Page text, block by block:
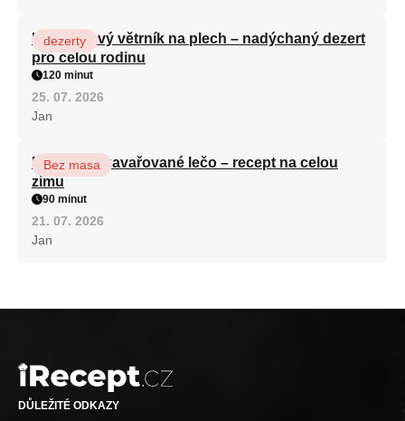
Karamelový větrník na plech – nadýchaný dezert
pro celou rodinu
dezerty
120 minut
25. 07. 2026
Jan
Babiččino zavařované lečo – recept na celou
zimu
Bez masa
90 minut
21. 07. 2026
Jan
DŮLEŽITÉ ODKAZY